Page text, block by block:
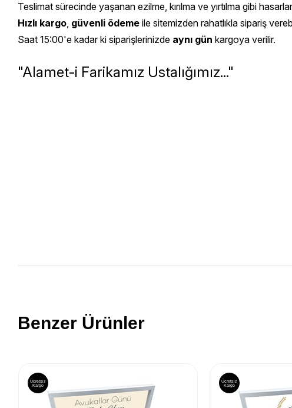
Teslimat sürecinde yaşanan ezilme, kırılma ve yırtılma gibi
Hızlı kargo, güvenli ödeme ile sitemizden rahatlıkla sipariş
Saat 15:00'e kadar ki siparişlerinizde aynı gün kargoya verilir.
"Alamet-i Farikamız Ustalığımız..."
Benzer Ürünler
Ücretsiz
Kargo
Ücretsiz
Kargo